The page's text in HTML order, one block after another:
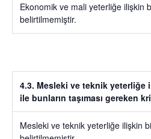
Ekonomik ve mali yeterliğe ilişkin
belirtilmemiştir.
4.3. Mesleki ve teknik
ile bunların taşıması gereken
Mesleki ve teknik yeterliğe ilişkin